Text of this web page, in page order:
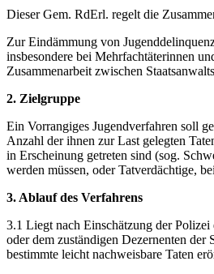
Dieser Gem. RdErl. regelt die
Zur Eindämmung von
insbesondere bei Mehrfachtäterinnen
Zusammenarbeit zwischen
2. Zielgruppe
Ein Vorrangiges Jugendverfahren soll
Anzahl der ihnen zur Last gelegten
in Erscheinung getreten sind (sog.
werden müssen, oder Tatverdächtige,
3. Ablauf des Verfahrens
3.1 Liegt nach Einschätzung der
oder dem zuständigen Dezernenten
bestimmte leicht nachweisbare Taten